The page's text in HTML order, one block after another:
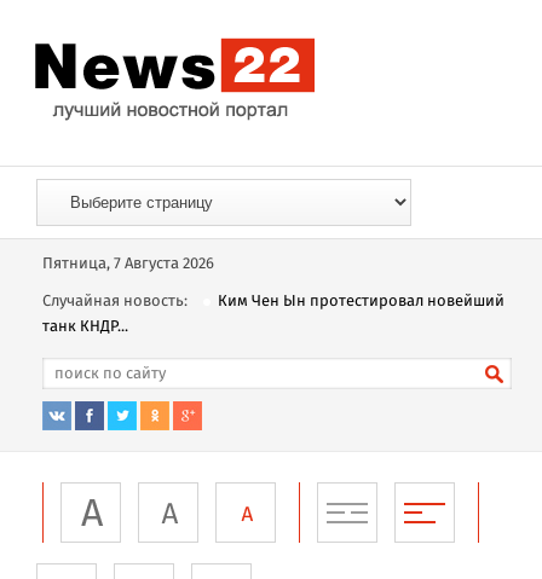
Пятница, 7 Августа 2026
Случайная новость:
Ким Чен Ын протестировал новейший
танк КНДР...